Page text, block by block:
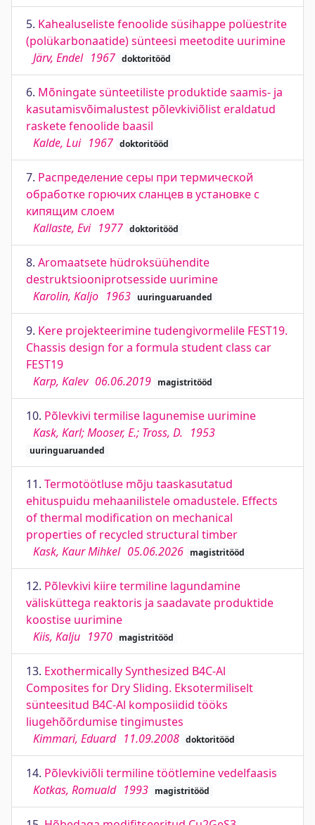
5. Kahealuseliste fenoolide süsihappe polüestrite
(polükarbonaatide) sünteesi meetodite uurimine
Järv, Endel 1967 doktoritööd
6. Mõningate sünteetiliste produktide saamis- ja
kasutamisvõimalustest põlevkiviõlist eraldatud
raskete fenoolide baasil
Kalde, Lui 1967 doktoritööd
7. Распределение серы при термической
обработке горючих сланцев в установке с
кипящим слоем
Kallaste, Evi 1977 doktoritööd
8. Aromaatsete hüdroksüühendite
destruktsiooniprotsesside uurimine
Karolin, Kaljo 1963 uuringuaruanded
9. Kere projekteerimine tudengivormelile FEST19.
Chassis design for a formula student class car
FEST19
Karp, Kalev 06.06.2019 magistritööd
10. Põlevkivi termilise lagunemise uurimine
Kask, Karl; Mooser, E.; Tross, D. 1953
uuringuaruanded
11. Termotöötluse mõju taaskasutatud
ehituspuidu mehaanilistele omadustele. Effects
of thermal modification on mechanical
properties of recycled structural timber
Kask, Kaur Mihkel 05.06.2026 magistritööd
12. Põlevkivi kiire termiline lagundamine
välisküttega reaktoris ja saadavate produktide
koostise uurimine
Kiis, Kalju 1970 magistritööd
13. Exothermically Synthesized B4C-Al
Composites for Dry Sliding. Eksotermiliselt
sünteesitud B4C-Al komposiidid tööks
liugehõõrdumise tingimustes
Kimmari, Eduard 11.09.2008 doktoritööd
14. Põlevkiviõli termiline töötlemine vedelfaasis
Kotkas, Romuald 1993 magistritööd